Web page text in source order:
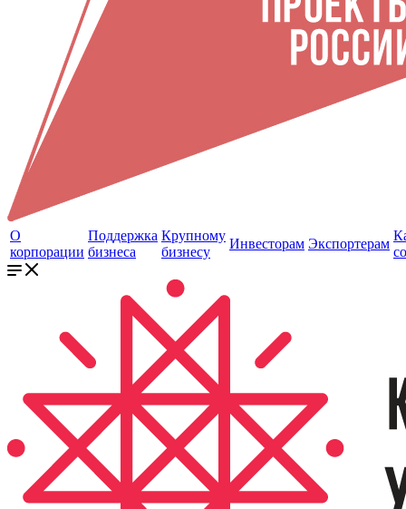
О
корпорации
Поддержка
бизнеса
Крупному
бизнесу
Инвесторам Экспортерам